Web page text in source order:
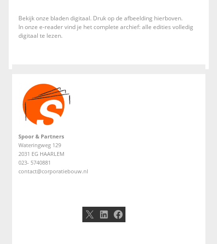
Bekijk onze bladen digitaal. Druk op de afbeelding hierboven.
In onze e-reader vind je het complete archief: alle edities volledig
digitaal te lezen.
Spoor & Partners
Wateringweg 129
2031 EG HAARLEM
023- 5740881
contact@corporatiebouw.nl
X LinkedIn
Facebook